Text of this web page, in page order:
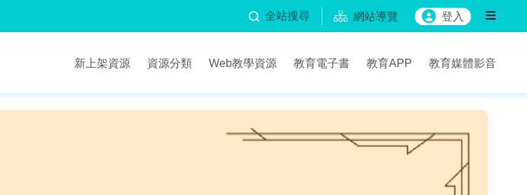
全站搜尋 網站導覽 登入
新上架資源 資源分類 Web教學資源 教育電子書 教育APP 教育媒體影音